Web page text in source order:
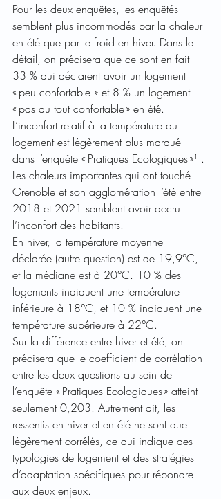
Pour les deux enquêtes, les enquêtés
semblent plus incommodés par la chaleur
en été que par le froid en hiver. Dans le
détail, on précisera que ce sont en fait
33 % qui déclarent avoir un logement
« peu confortable » et 8 % un logement
« pas du tout confortable » en été.
L’inconfort relatif à la température du
logement est légèrement plus marqué
dans l’enquête « Pratiques Ecologiques »¹ .
Les chaleurs importantes qui ont touché
Grenoble et son agglomération l’été entre
2018 et 2021 semblent avoir accru
l’inconfort des habitants.
En hiver, la température moyenne
déclarée (autre question) est de 19,9°C,
et la médiane est à 20°C. 10 % des
logements indiquent une température
inférieure à 18°C, et 10 % indiquent une
température supérieure à 22°C.
Sur la différence entre hiver et été, on
précisera que le coefficient de corrélation
entre les deux questions au sein de
l’enquête « Pratiques Ecologiques » atteint
seulement 0,203. Autrement dit, les
ressentis en hiver et en été ne sont que
légèrement corrélés, ce qui indique des
typologies de logement et des stratégies
d’adaptation spécifiques pour répondre
aux deux enjeux.